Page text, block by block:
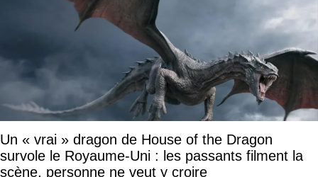
Un « vrai » dragon de House of the Dragon
survole le Royaume-Uni : les passants filment la
scène, personne ne veut y croire